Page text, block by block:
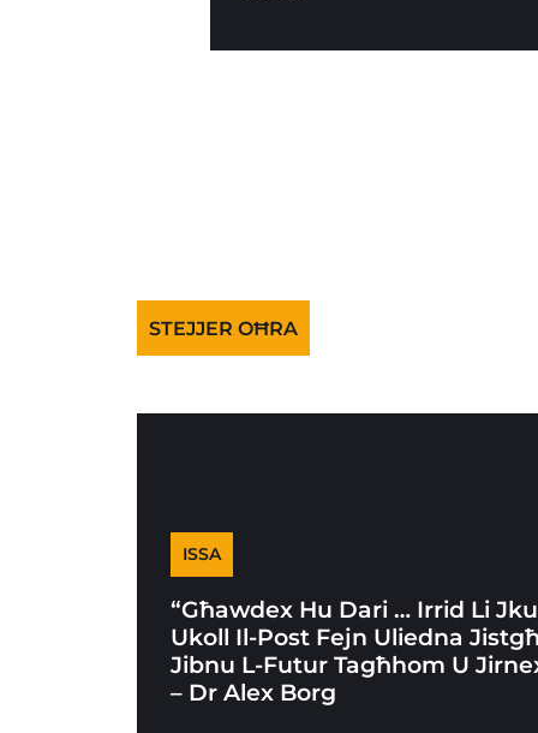
STEJJER OĦRA
ISSA
“Għawdex Hu Dari … Irrid Li
Ukoll Il-Post Fejn Uliedna
Jibnu L-Futur Tagħhom U
– Dr Alex Borg